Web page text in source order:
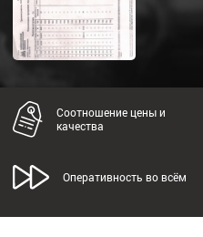
Соотношение цены и
качества
Оперативность во всём